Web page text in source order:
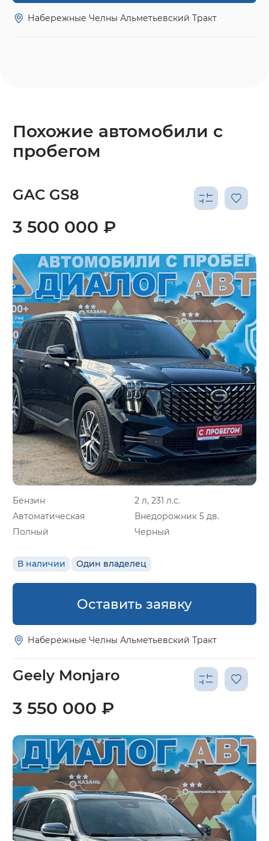
Набережные Челны Альметьевский Тракт
Похожие автомобили с
пробегом
GAC GS8
Бензин
2 л, 231 л.с.
Автоматическая
Внедорожник 5 дв.
Полный
Черный
В наличии Один владелец
3 500 000 ₽
Оставить заявку
Набережные Челны Альметьевский Тракт
Geely Monjaro
3 550 000 ₽